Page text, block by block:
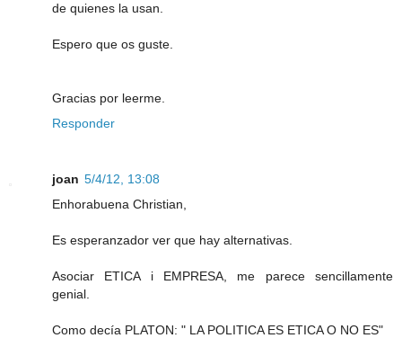
de quienes la usan.
Espero que os guste.
Gracias por leerme.
Responder
joan 5/4/12, 13:08
Enhorabuena Christian,
Es esperanzador ver que hay alternativas.
Asociar ETICA i EMPRESA, me parece sencillamente
genial.
Como decía PLATON: " LA POLITICA ES ETICA O NO ES"